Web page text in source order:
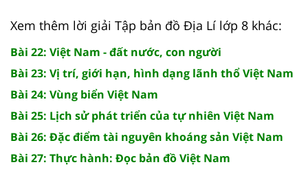
Xem thêm lời giải Tập bản đồ Địa Lí lớp 8 khác:
Bài 22: Việt Nam - đất nước, con người
Bài 23: Vị trí, giới hạn, hình dạng lãnh thổ Việt Nam
Bài 24: Vùng biển Việt Nam
Bài 25: Lịch sử phát triển của tự nhiên Việt Nam
Bài 26: Đặc điểm tài nguyên khoáng sản Việt Nam
Bài 27: Thực hành: Đọc bản đồ Việt Nam